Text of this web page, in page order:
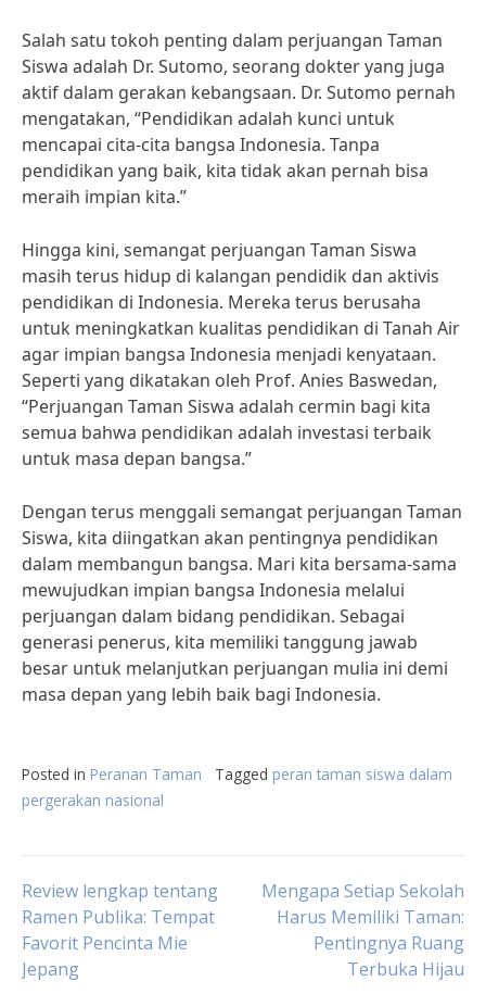
Salah satu tokoh penting dalam perjuangan Taman
Siswa adalah Dr. Sutomo, seorang dokter yang juga
aktif dalam gerakan kebangsaan. Dr. Sutomo pernah
mengatakan, “Pendidikan adalah kunci untuk
mencapai cita-cita bangsa Indonesia. Tanpa
pendidikan yang baik, kita tidak akan pernah bisa
meraih impian kita.”
Hingga kini, semangat perjuangan Taman Siswa
masih terus hidup di kalangan pendidik dan aktivis
pendidikan di Indonesia. Mereka terus berusaha
untuk meningkatkan kualitas pendidikan di Tanah Air
agar impian bangsa Indonesia menjadi kenyataan.
Seperti yang dikatakan oleh Prof. Anies Baswedan,
“Perjuangan Taman Siswa adalah cermin bagi kita
semua bahwa pendidikan adalah investasi terbaik
untuk masa depan bangsa.”
Dengan terus menggali semangat perjuangan Taman
Siswa, kita diingatkan akan pentingnya pendidikan
dalam membangun bangsa. Mari kita bersama-sama
mewujudkan impian bangsa Indonesia melalui
perjuangan dalam bidang pendidikan. Sebagai
generasi penerus, kita memiliki tanggung jawab
besar untuk melanjutkan perjuangan mulia ini demi
masa depan yang lebih baik bagi Indonesia.
Posted in Peranan Taman Tagged peran taman siswa dalam
pergerakan nasional
Post
navigation
Review lengkap tentang
Ramen Publika: Tempat
Favorit Pencinta Mie
Jepang
Mengapa Setiap Sekolah
Harus Memiliki Taman:
Pentingnya Ruang
Terbuka Hijau